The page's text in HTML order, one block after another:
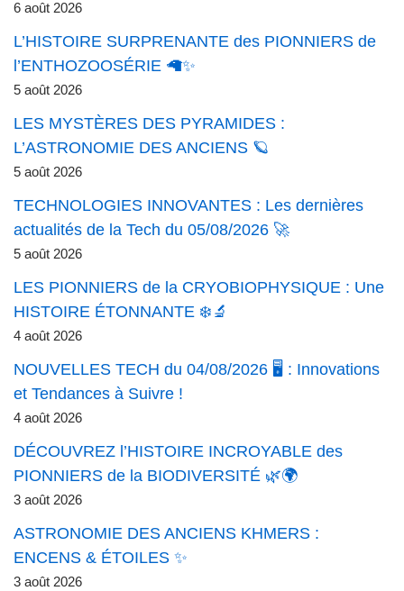
6 août 2026
L’HISTOIRE SURPRENANTE des PIONNIERS de
l’ENTHOZOOSÉRIE 🦙✨
5 août 2026
LES MYSTÈRES DES PYRAMIDES :
L’ASTRONOMIE DES ANCIENS 🪐
5 août 2026
TECHNOLOGIES INNOVANTES : Les dernières
actualités de la Tech du 05/08/2026 🚀
5 août 2026
LES PIONNIERS de la CRYOBIOPHYSIQUE : Une
HISTOIRE ÉTONNANTE ❄️🔬
4 août 2026
NOUVELLES TECH du 04/08/2026 🖥️ : Innovations
et Tendances à Suivre !
4 août 2026
DÉCOUVREZ l’HISTOIRE INCROYABLE des
PIONNIERS de la BIODIVERSITÉ 🌿🌍
3 août 2026
ASTRONOMIE DES ANCIENS KHMERS :
ENCENS & ÉTOILES ✨
3 août 2026